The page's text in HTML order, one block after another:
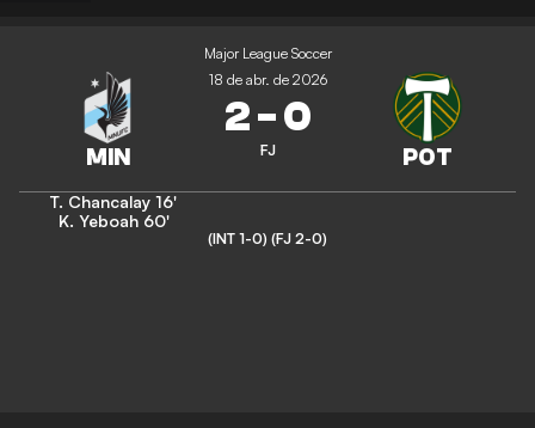
Major League Soccer
18 de abr. de 2026
2-0
FJ
T. Chancalay 16'
K. Yeboah 60'
(INT 1-0) (FJ 2-0)